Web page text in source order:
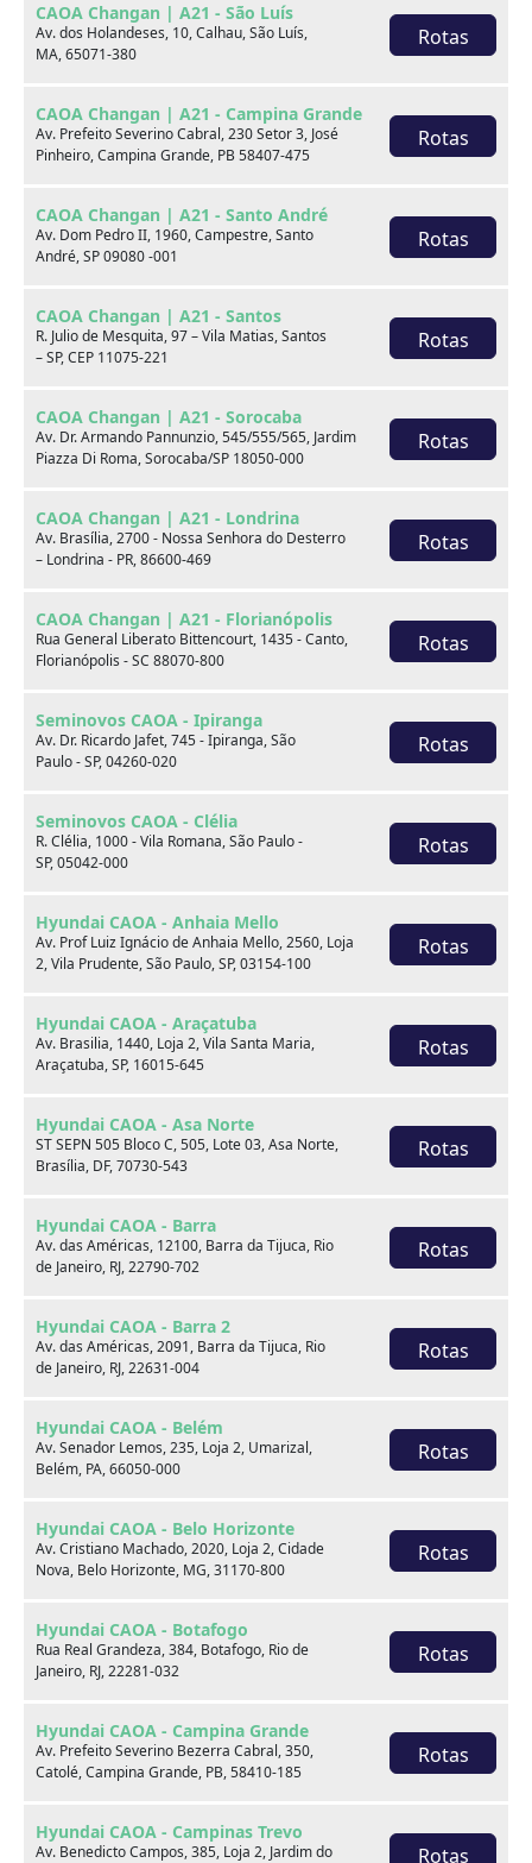
CAOA Changan | A21 - São Luís
Av. dos Holandeses, 10, Calhau, São Luís,
MA, 65071-380
Rotas
CAOA Changan | A21 - Campina Grande
Av. Prefeito Severino Cabral, 230 Setor 3, José
Pinheiro, Campina Grande, PB 58407-475
Rotas
CAOA Changan | A21 - Santo André
Av. Dom Pedro II, 1960, Campestre, Santo
André, SP 09080 -001
Rotas
CAOA Changan | A21 - Santos
R. Julio de Mesquita, 97 – Vila Matias, Santos
– SP, CEP 11075-221
Rotas
CAOA Changan | A21 - Sorocaba
Av. Dr. Armando Pannunzio, 545/555/565, Jardim
Piazza Di Roma, Sorocaba/SP 18050-000
Rotas
CAOA Changan | A21 - Londrina
Av. Brasília, 2700 - Nossa Senhora do Desterro
– Londrina - PR, 86600-469
Rotas
CAOA Changan | A21 - Florianópolis
Rua General Liberato Bittencourt, 1435 - Canto,
Florianópolis - SC 88070-800
Rotas
Seminovos CAOA - Ipiranga
Av. Dr. Ricardo Jafet, 745 - Ipiranga, São
Paulo - SP, 04260-020
Rotas
Seminovos CAOA - Clélia
R. Clélia, 1000 - Vila Romana, São Paulo -
SP, 05042-000
Rotas
Hyundai CAOA - Anhaia Mello
Av. Prof Luiz Ignácio de Anhaia Mello, 2560, Loja
2, Vila Prudente, São Paulo, SP, 03154-100
Rotas
Hyundai CAOA - Araçatuba
Av. Brasilia, 1440, Loja 2, Vila Santa Maria,
Araçatuba, SP, 16015-645
Rotas
Hyundai CAOA - Asa Norte
ST SEPN 505 Bloco C, 505, Lote 03, Asa Norte,
Brasília, DF, 70730-543
Rotas
Hyundai CAOA - Barra
Av. das Américas, 12100, Barra da Tijuca, Rio
de Janeiro, RJ, 22790-702
Rotas
Hyundai CAOA - Barra 2
Av. das Américas, 2091, Barra da Tijuca, Rio
de Janeiro, RJ, 22631-004
Rotas
Hyundai CAOA - Belém
Av. Senador Lemos, 235, Loja 2, Umarizal,
Belém, PA, 66050-000
Rotas
Hyundai CAOA - Belo Horizonte
Av. Cristiano Machado, 2020, Loja 2, Cidade
Nova, Belo Horizonte, MG, 31170-800
Rotas
Hyundai CAOA - Botafogo
Rua Real Grandeza, 384, Botafogo, Rio de
Janeiro, RJ, 22281-032
Rotas
Hyundai CAOA - Campina Grande
Av. Prefeito Severino Bezerra Cabral, 350,
Catolé, Campina Grande, PB, 58410-185
Rotas
Hyundai CAOA - Campinas Trevo
Av. Benedicto Campos, 385, Loja 2, Jardim do
Rotas
Freio ABS
Limpador traseiro
Porta-copos
Rodas de liga leve
Sensor de chuva
Sensor de
Vidros elétricos
Volante com Regulagem
MP3 Player
Comando de Som no
Entrada USB
Direção Elétrica
Fixação cadeira para
criança
Controle de Estabilidade
Integração com
SmartPhones
Piloto Automático
Airbag de Cortina
6 Airbags
Observações
VENHA APROVEITAR ESSA OFERTA FANTÁSTICA.* AQUI
AVENIDA DAS AMÉRICAS, 12100 - BARRA DA TIJUCA, RIO
DE JANEIRO.* TEL.(21) 3572-9250OBS: CONDIÇÕES
SEU USADO NA TROCA - CONSULTENOSSOS
CONSULTORES NOS RESERVAMOS A POSSIVEIS ERROS
DE DIGITAÇÃO E FOTOS MERAMENTE ILUSTRATIVA
Nissan KICKS
2018 44.551 km
R$ 72.990,00
Saiba mais